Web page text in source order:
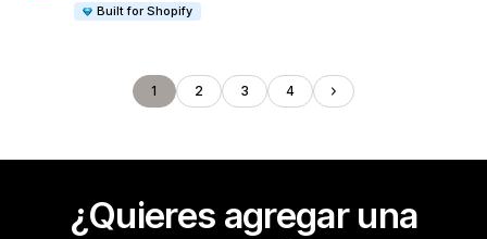
Built for Shopify
1 2 3 4
¿Quieres agregar una